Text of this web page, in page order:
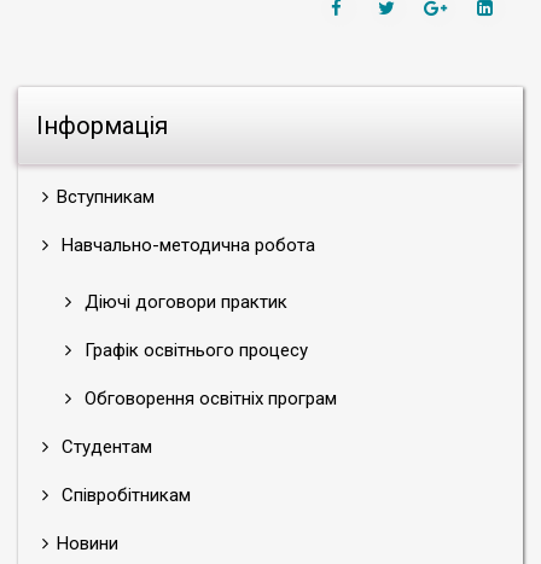
Інформація
Вступникам
Навчально-методична робота
Діючі договори практик
Графік освітнього процесу
Обговорення освітніх програм
Студентам
Співробітникам
Новини